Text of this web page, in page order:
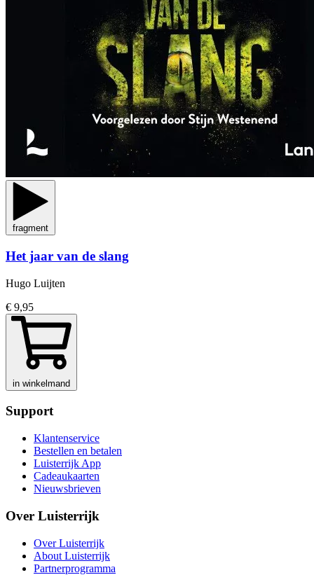
fragment
Het jaar van de slang
Hugo Luijten
€ 9,95
in winkelmand
Support
Klantenservice
Bestellen en betalen
Luisterrijk App
Cadeaukaarten
Nieuwsbrieven
Over Luisterrijk
Over Luisterrijk
About Luisterrijk
Partnerprogramma